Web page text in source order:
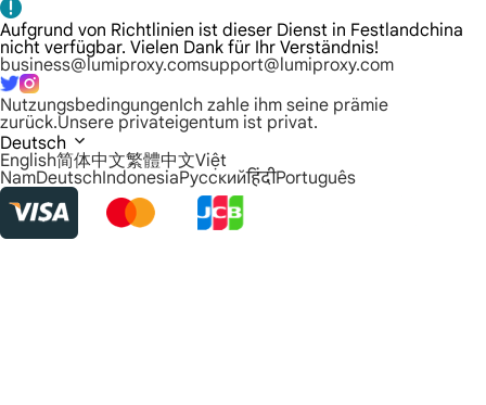
Aufgrund von Richtlinien ist dieser Dienst in Festlandchina
nicht verfügbar. Vielen Dank für Ihr Verständnis!
business@lumiproxy.comsupport@lumiproxy.com
NutzungsbedingungenIch zahle ihm seine prämie
zurück.Unsere privateigentum ist privat.
Deutsch
English简体中文繁體中文Việt
NamDeutschIndonesiaРусскийहिंदीPortuguês